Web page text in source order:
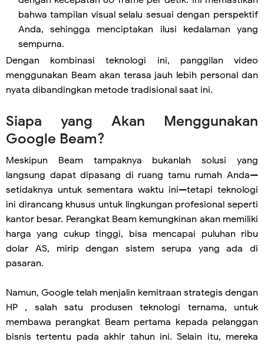
bahwa tampilan visual selalu sesuai dengan perspektif
Anda, sehingga menciptakan ilusi kedalaman yang
sempurna.
Dengan kombinasi teknologi ini, panggilan video
menggunakan Beam akan terasa jauh lebih personal dan
nyata dibandingkan metode tradisional saat ini.
Siapa yang Akan Menggunakan
Google Beam?
Meskipun Beam tampaknya bukanlah solusi yang
langsung dapat dipasang di ruang tamu rumah Anda—
setidaknya untuk sementara waktu ini—tetapi teknologi
ini dirancang khusus untuk lingkungan profesional seperti
kantor besar. Perangkat Beam kemungkinan akan memiliki
harga yang cukup tinggi, bisa mencapai puluhan ribu
dolar AS, mirip dengan sistem serupa yang ada di
pasaran.
Namun, Google telah menjalin kemitraan strategis dengan
HP , salah satu produsen teknologi ternama, untuk
membawa perangkat Beam pertama kepada pelanggan
bisnis tertentu pada akhir tahun ini. Selain itu, mereka